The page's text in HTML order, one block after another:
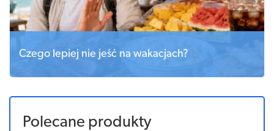
Czego lepiej nie jeść na wakacjach?
Polecane produkty